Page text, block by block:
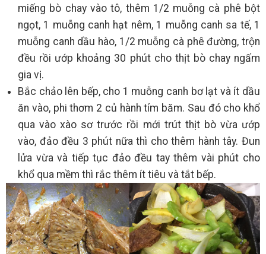
miếng bò chay vào tô, thêm 1/2 muỗng cà phê bột
ngọt, 1 muỗng canh hạt nêm, 1 muỗng canh sa tế, 1
muỗng canh dầu hào, 1/2 muỗng cà phê đường, trộn
đều rồi ướp khoảng 30 phút cho thịt bò chay ngấm
gia vị.
Bắc chảo lên bếp, cho 1 muỗng canh bơ lạt và ít dầu
ăn vào, phi thơm 2 củ hành tím băm. Sau đó cho khổ
qua vào xào sơ trước rồi mới trút thịt bò vừa ướp
vào, đảo đều 3 phút nữa thì cho thêm hành tây. Đun
lửa vừa và tiếp tục đảo đều tay thêm vài phút cho
khổ qua mềm thì rắc thêm ít tiêu và tắt bếp.